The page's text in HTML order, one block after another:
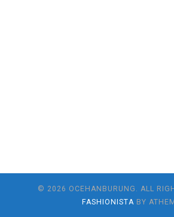
© 2026 OCEHANBURUNG. ALL
FASHIONISTA BY